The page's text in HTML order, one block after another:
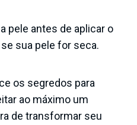
pele antes de aplicar o
sua pele for seca.
os segredos para
ao máximo um
de transformar seu